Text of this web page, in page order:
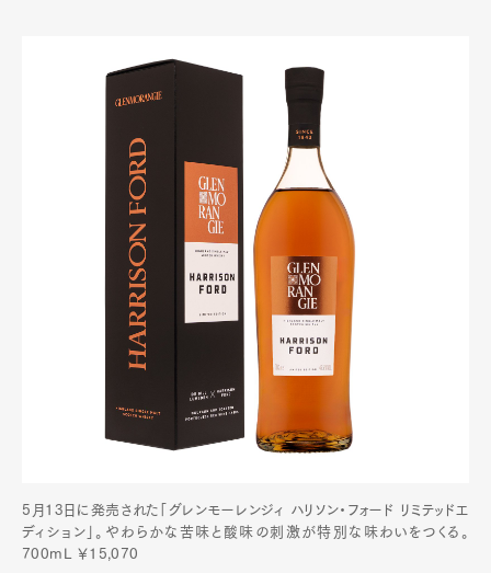
5月13日に発売された「グレンモーレンジィ ハリソン・フォード リミテッドエ
ディション」。やわらかな苦味と酸味の刺激が特別な味わいをつくる。
700mL ￥15,070